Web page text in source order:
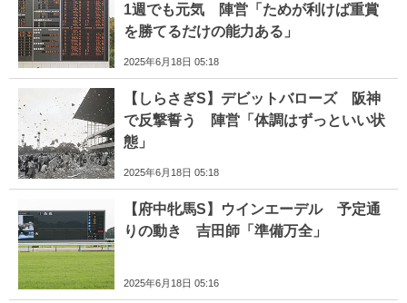
1週でも元気 陣営「ためが利けば重賞
を勝てるだけの能力ある」
2025年6月18日 05:18
【しらさぎS】デビットバローズ 阪神
で反撃誓う 陣営「体調はずっといい状
態」
2025年6月18日 05:18
【府中牝馬S】ウインエーデル 予定通
りの動き 吉田師「準備万全」
2025年6月18日 05:16